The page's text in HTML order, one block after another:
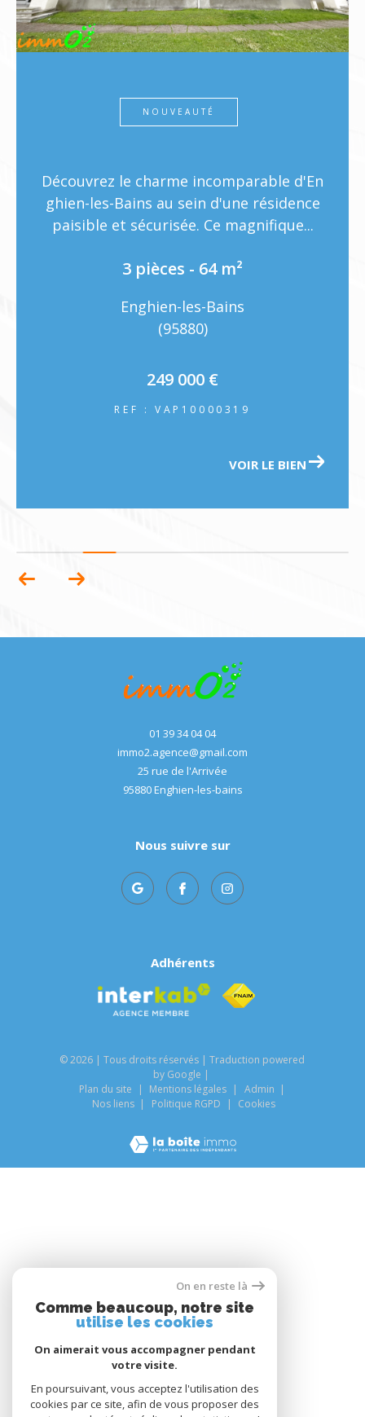
NOUVEAUTÉ
Découvrez le charme incomparable d'En
ghien-les-Bains au sein d'une résidence
paisible et sécurisée. Ce magnifique...
3 pièces - 64 m²
Enghien-les-Bains
(95880)
249 000 €
REF : VAP10000319
VOIR LE BIEN
01 39 34 04 04
immo2.agence@gmail.com
25 rue de l'Arrivée
95880 enghien-les-bains
Nous suivre sur
Adhérents
© 2026 | Tous droits réservés | Traduction powered
by Google |
Plan du site
Mentions légales
Admin
Nos liens
Politique RGPD Cookies
On en reste là
Comme beaucoup, notre site
utilise les cookies
On aimerait vous accompagner pendant
votre visite.
En poursuivant, vous acceptez l'utilisation des
cookies par ce site, afin de vous proposer des